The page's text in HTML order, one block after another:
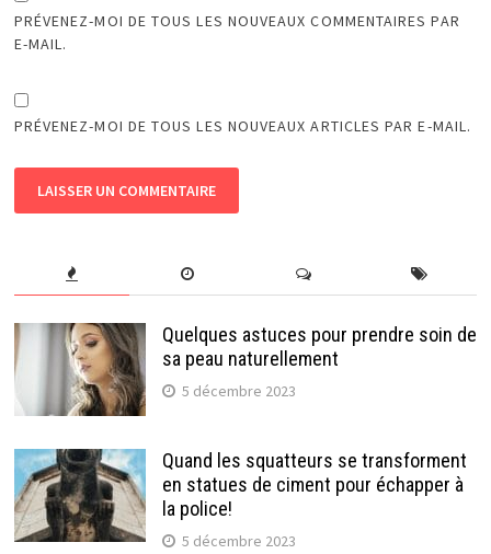
PRÉVENEZ-MOI DE TOUS LES NOUVEAUX COMMENTAIRES PAR
E-MAIL.
PRÉVENEZ-MOI DE TOUS LES NOUVEAUX ARTICLES PAR E-MAIL.
Quelques astuces pour prendre soin de
sa peau naturellement
5 décembre 2023
Quand les squatteurs se transforment
en statues de ciment pour échapper à
la police!
5 décembre 2023